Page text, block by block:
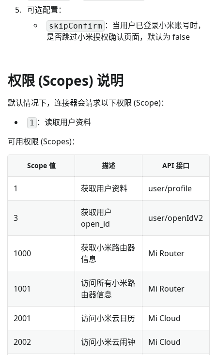
可选配置：
skipConfirm ：当用户已登录小米账号时，
是否跳过小米授权确认页面，默认为 false
权限 (Scopes) 说明
默认情况下，连接器会请求以下权限 (Scope)：
1 ：读取用户资料
可用权限 (Scopes)：
Scope 值 描述 API 接口
1 获取用户资料 user/profile
3
获取用户
open_id
user/openIdV2
1000
获取小米路由器
信息
Mi Router
1001
访问所有小米路
由器信息
Mi Router
2001 访问小米云日历 Mi Cloud
2002 访问小米云闹钟 Mi Cloud